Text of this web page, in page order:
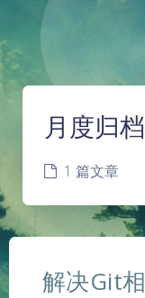
月度归档
1 篇文章
解决Git